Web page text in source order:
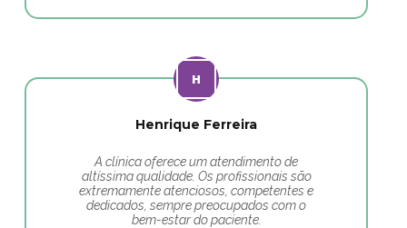
Henrique Ferreira
A clínica oferece um atendimento de
altíssima qualidade. Os profissionais são
extremamente atenciosos, competentes e
dedicados, sempre preocupados com o
bem-estar do paciente.